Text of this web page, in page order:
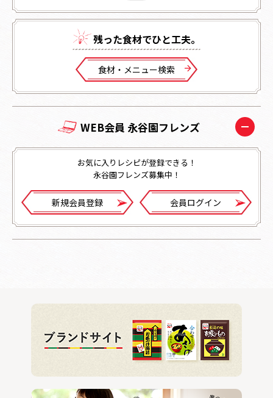
残った⾷材でひと⼯夫。
⾷材・メニュー検索
WEB会員 永谷園フレンズ
お気に入りレシピが登録できる！
永谷園フレンズ募集中！
新規会員登録 会員ログイン